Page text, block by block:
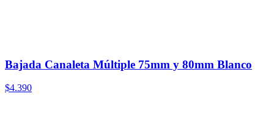
Bajada Canaleta Múltiple 75mm y 80mm Blanco
$4.390